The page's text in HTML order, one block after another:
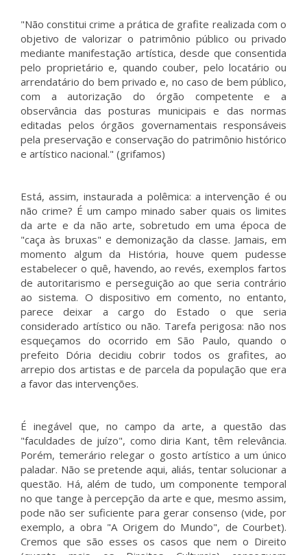
"Não constitui crime a prática de grafite realizada com o
objetivo de valorizar o patrimônio público ou privado
mediante manifestação artística, desde que consentida
pelo proprietário e, quando couber, pelo locatário ou
arrendatário do bem privado e, no caso de bem público,
com a autorização do órgão competente e a
observância das posturas municipais e das normas
editadas pelos órgãos governamentais responsáveis
pela preservação e conservação do patrimônio histórico
e artístico nacional." (grifamos)
Está, assim, instaurada a polêmica: a intervenção é ou
não crime? É um campo minado saber quais os limites
da arte e da não arte, sobretudo em uma época de
"caça às bruxas" e demonização da classe. Jamais, em
momento algum da História, houve quem pudesse
estabelecer o quê, havendo, ao revés, exemplos fartos
de autoritarismo e perseguição ao que seria contrário
ao sistema. O dispositivo em comento, no entanto,
parece deixar a cargo do Estado o que seria
considerado artístico ou não. Tarefa perigosa: não nos
esqueçamos do ocorrido em São Paulo, quando o
prefeito Dória decidiu cobrir todos os grafites, ao
arrepio dos artistas e de parcela da população que era
a favor das intervenções.
É inegável que, no campo da arte, a questão das
"faculdades de juízo", como diria Kant, têm relevância.
Porém, temerário relegar o gosto artístico a um único
paladar. Não se pretende aqui, aliás, tentar solucionar a
questão. Há, além de tudo, um componente temporal
no que tange à percepção da arte e que, mesmo assim,
pode não ser suficiente para gerar consenso (vide, por
exemplo, a obra "A Origem do Mundo", de Courbet).
Cremos que são esses os casos que nem o Direito